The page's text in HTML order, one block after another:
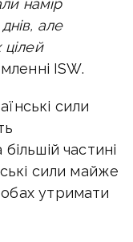
намір
але
ISW.
сили
частині
сили майже
утримати